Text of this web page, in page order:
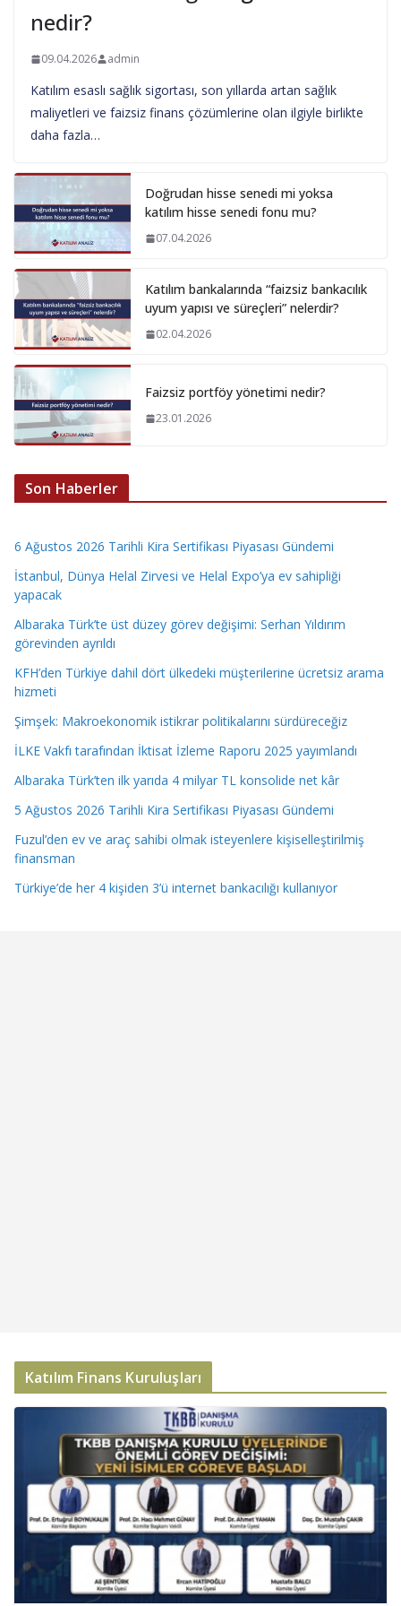
nedir?
09.04.2026 admin
Katılım esaslı sağlık sigortası, son yıllarda artan sağlık
maliyetleri ve faizsiz finans çözümlerine olan ilgiyle birlikte
daha fazla…
Doğrudan hisse senedi mi yoksa
katılım hisse senedi fonu mu?
07.04.2026
Katılım bankalarında “faizsiz bankacılık
uyum yapısı ve süreçleri” nelerdir?
02.04.2026
Faizsiz portföy yönetimi nedir?
23.01.2026
Son Haberler
6 Ağustos 2026 Tarihli Kira Sertifikası Piyasası Gündemi
İstanbul, Dünya Helal Zirvesi ve Helal Expo’ya ev sahipliği
yapacak
Albaraka Türk’te üst düzey görev değişimi: Serhan Yıldırım
görevinden ayrıldı
KFH’den Türkiye dahil dört ülkedeki müşterilerine ücretsiz arama
hizmeti
Şimşek: Makroekonomik istikrar politikalarını sürdüreceğiz
İLKE Vakfı tarafından İktisat İzleme Raporu 2025 yayımlandı
Albaraka Türk’ten ilk yarıda 4 milyar TL konsolide net kâr
5 Ağustos 2026 Tarihli Kira Sertifikası Piyasası Gündemi
Fuzul’den ev ve araç sahibi olmak isteyenlere kişiselleştirilmiş
finansman
Türkiye’de her 4 kişiden 3’ü internet bankacılığı kullanıyor
Katılım Finans Kuruluşları